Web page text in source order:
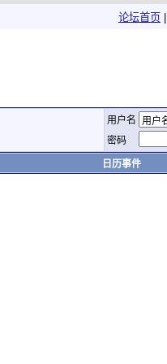
论坛首页
用户名
密码
日历事件